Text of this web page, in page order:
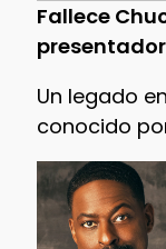
Fallece
Un legado
conocido